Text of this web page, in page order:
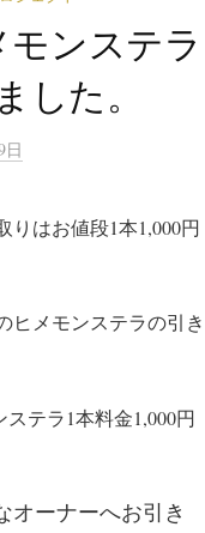
ンステラ
した。
日
りはお値段1本1,000円
ヒメモンステラの引き
テラ1本料金1,000円
オーナーへお引き